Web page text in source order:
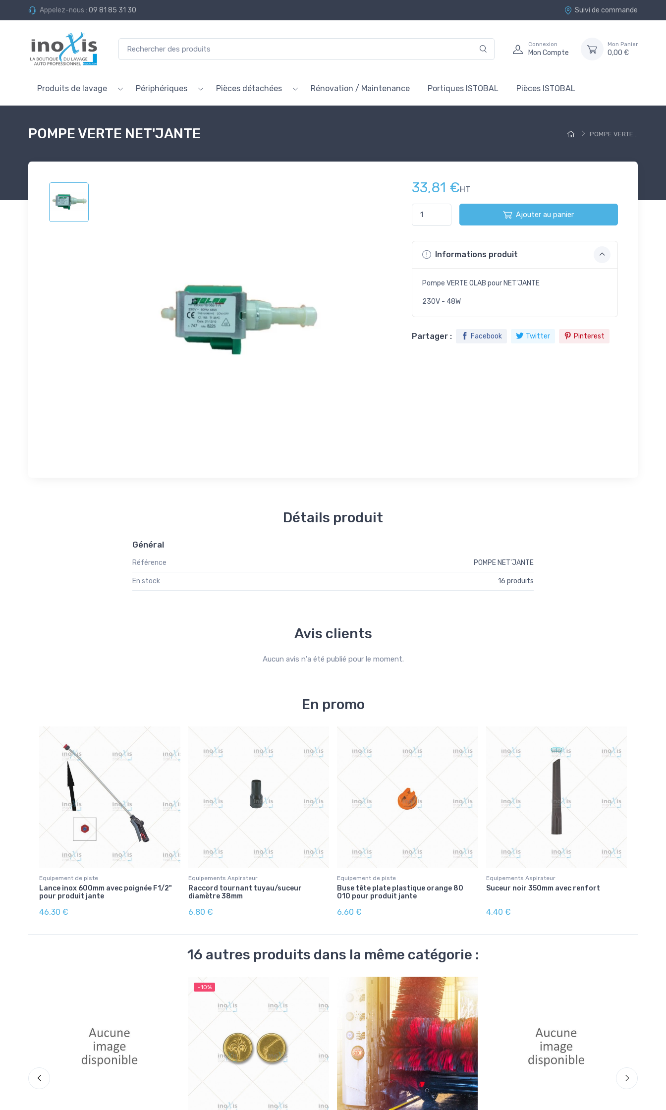
Appelez-nous : 09 81 85 31 30 Suivi de commande
Connexion
Mon Compte
Mon Panier
0,00 €
Produits de lavage Périphériques Pièces détachées Rénovation / Maintenance Portiques ISTOBAL Pièces ISTOBAL
POMPE VERTE...
POMPE VERTE NET'JANTE
33,81 €HT
Ajouter au panier
Informations produit
Pompe VERTE OLAB pour NET'JANTE
230V - 48W
Partager : Facebook Twitter Pinterest
Détails produit
Général
Référence POMPE NET'JANTE
En stock 16 produits
Avis clients
Aucun avis n'a été publié pour le moment.
En promo
Equipement de piste
Lance inox 600mm avec poignée F1/2"
pour produit jante
46,30 €
Equipements Aspirateur
Raccord tournant tuyau/suceur
diamètre 38mm
6,80 €
Equipement de piste
Buse tête plate plastique orange 80
010 pour produit jante
6,60 €
Equipements Aspirateur
Suceur noir 350mm avec renfort
4,40 €
16 autres produits dans la même catégorie :
-10%